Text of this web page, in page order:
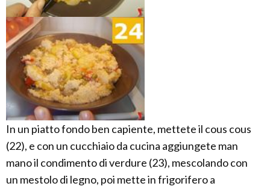
In un piatto fondo ben capiente, mettete il cous cous
(22), e con un cucchiaio da cucina aggiungete man
mano il condimento di verdure (23), mescolando con
un mestolo di legno, poi mette in frigorifero a